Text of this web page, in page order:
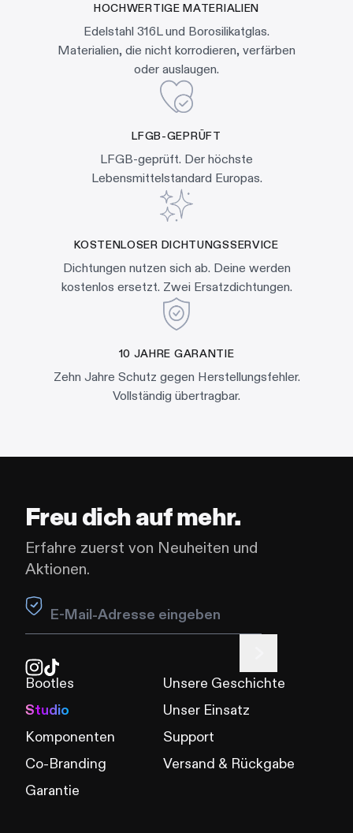
HOCHWERTIGE MATERIALIEN
Edelstahl 316L und Borosilikatglas.
Materialien, die nicht korrodieren, verfärben
oder auslaugen.
LFGB-GEPRÜFT
LFGB-geprüft. Der höchste
Lebensmittelstandard Europas.
KOSTENLOSER DICHTUNGSSERVICE
Dichtungen nutzen sich ab. Deine werden
kostenlos ersetzt. Zwei Ersatzdichtungen.
10 JAHRE GARANTIE
Zehn Jahre Schutz gegen Herstellungsfehler.
Vollständig übertragbar.
Freu dich auf mehr.
Erfahre zuerst von Neuheiten und
Aktionen.
Leave this field blank
Bootles
Studio
Komponenten
Co-Branding
Garantie
Unsere Geschichte
Unser Einsatz
Support
Versand & Rückgabe